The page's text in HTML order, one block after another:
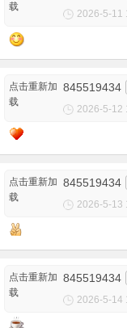
载
2026-5-11
点击重新加
载
845519434
2026-5-12
点击重新加
载
845519434
2026-5-13
点击重新加
载
845519434
2026-5-14